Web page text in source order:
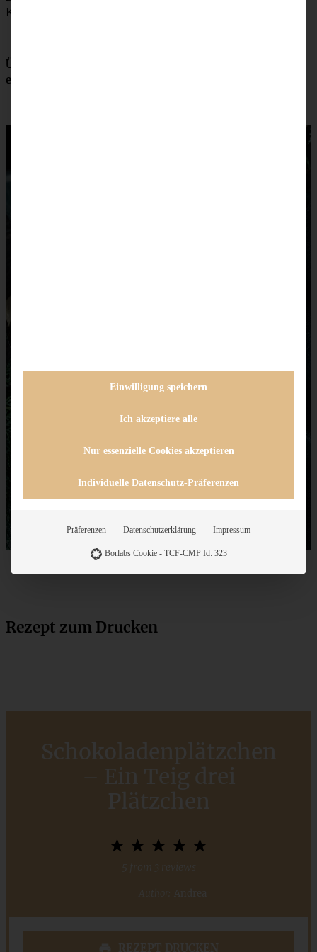
Karamell in die Mulden geben. Abkühlen lassen.
Übrigens: Dieser Teig eignet sich auch ganz prima für
einfache Ausstechplätzchen!
Rezept zum Drucken
Schokoladenplätzchen
– Ein Teig drei
Plätzchen
5
4
Stars
3
Stars
2
Stars
Star
from 3 reviews
Author: Andrea
REZEPT DRUCKEN
Einwilligung speichern
Ich akzeptiere alle
Nur essenzielle Cookies akzeptieren
Individuelle Datenschutz-Präferenzen
Präferenzen Datenschutzerklärung Impressum
Borlabs Cookie - TCF-CMP Id: 323